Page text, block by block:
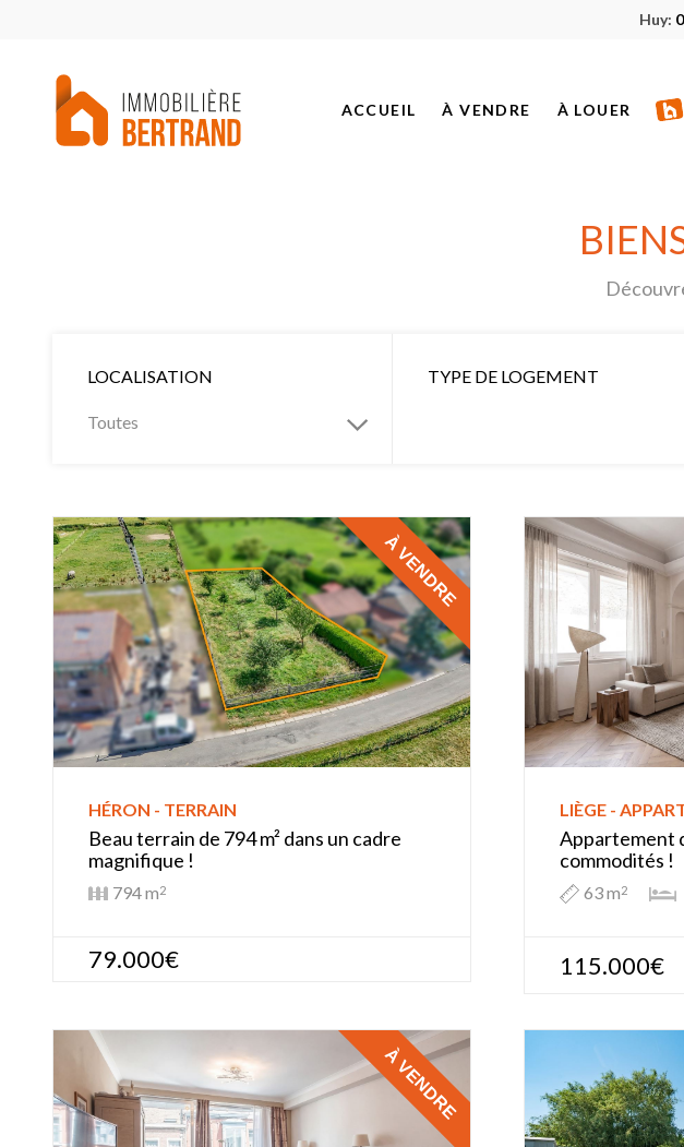
Huy:
ACCUEIL À VENDRE À LOUER
LOCALISATION TYPE DE LOGEMENT
HÉRON - TERRAIN
Beau terrain de 794 m² dans un cadre
magnifique !
794 m2
79.000€
À VENDRE
LIÈGE -
Appartement
commodités !
63 m2
115.000€
À VENDRE